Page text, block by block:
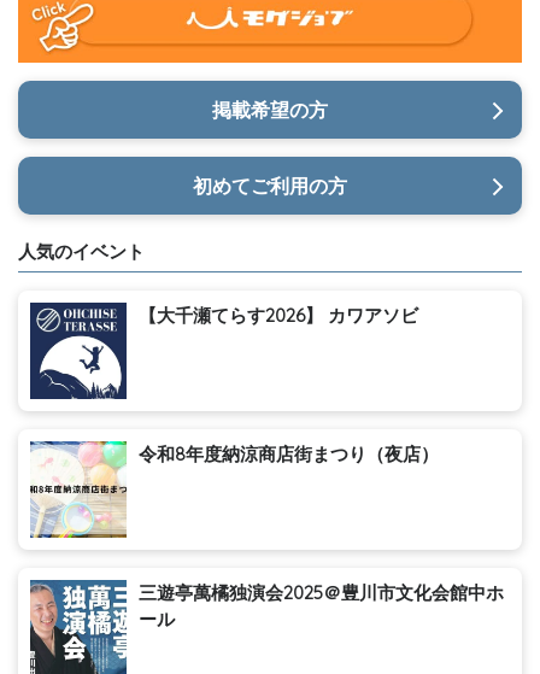
掲載希望の方
初めてご利用の方
人気のイベント
【大千瀬てらす2026】 カワアソビ
令和8年度納涼商店街まつり（夜店）
三遊亭萬橘独演会2025＠豊川市文化会館中ホ
ール